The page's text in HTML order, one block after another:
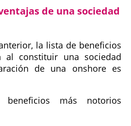
de una sociedad
la lista de beneficios
al constituir una sociedad
de una onshore es
más notorios